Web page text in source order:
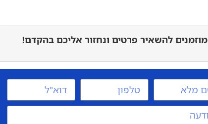
מוזמנים להשאיר פרטים ונחזור אליכם בהקדם!